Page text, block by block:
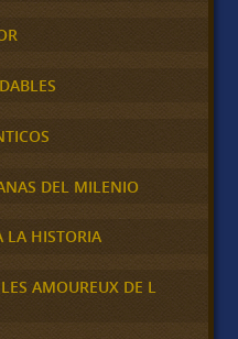
DEL MILENIO
LA HISTORIA
AMOUREUX DE L